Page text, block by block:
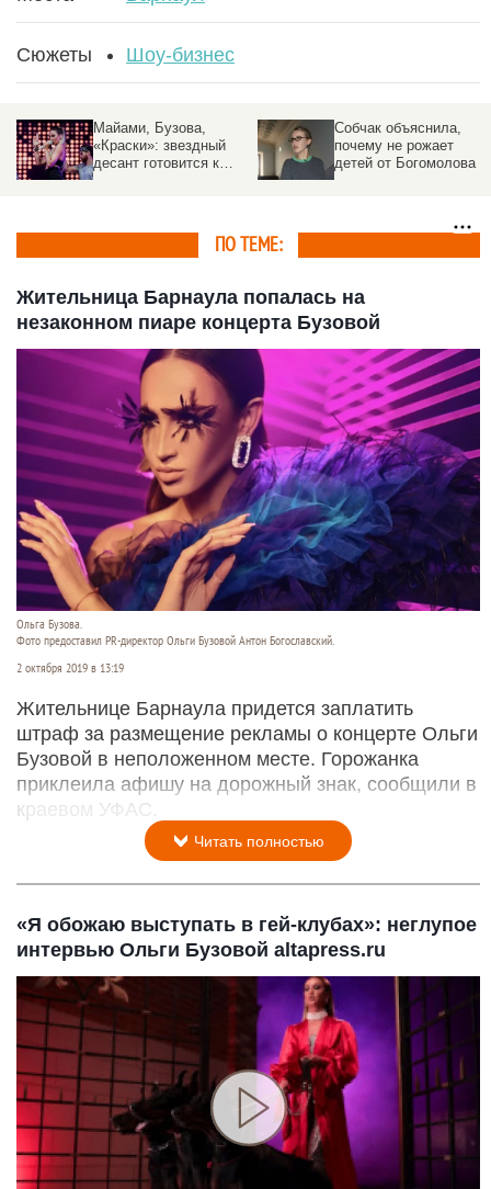
Сюжеты Шоу-бизнес
Майами, Бузова,
«Краски»: звездный
десант готовится к
Собчак объяснила,
почему не рожает
детей от Богомолова
ПО ТЕМЕ:
Жительница Барнаула попалась на
незаконном пиаре концерта Бузовой
Ольга Бузова.
Фото предоставил PR-директор Ольги Бузовой Антон Богославский.
2 октября 2019 в 13:19
Жительнице Барнаула придется заплатить
штраф за размещение рекламы о концерте Ольги
Бузовой в неположенном месте. Горожанка
приклеила афишу на дорожный знак, сообщили в
краевом УФАС.
Читать полностью
«Я обожаю выступать в гей-клубах»: неглупое
интервью Ольги Бузовой altapress.ru